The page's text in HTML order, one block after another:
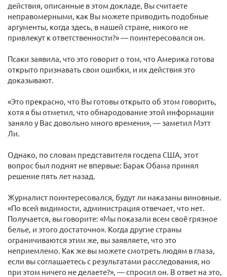
действия, описанные в этом докладе, Вы считаете
неправомерными, как Вы можете приводить подобные
аргументы, когда здесь, в нашей стране, никого не
привлекут к ответственности?» — поинтересовался он.
Псаки заявила, что это говорит о том, что Америка готова
открыто признавать свои ошибки, и их действия это
доказывают.
«Это прекрасно, что Вы готовы открыто об этом говорить,
хотя я бы отметил, что обнародование этой информации
заняло у Вас довольно много времени», — заметил Мэтт
Ли.
Однако, по словам представителя госдепа США, этот
вопрос был поднят не впервые: Барак Обама принял
решение пять лет назад.
Журналист поинтересовался, будут ли наказаны виновные.
«По всей видимости, администрация отвечает, что нет.
Получается, вы говорите: «Мы показали всем своё грязное
белье, и этого достаточно». Когда другие страны
ограничиваются этим же, вы заявляете, что это
неприемлемо. Как же вы можете смотреть людям в глаза,
если вы соглашаетесь с результатами расследования, но
при этом ничего не делаете?», — спросил он. В ответ на это,